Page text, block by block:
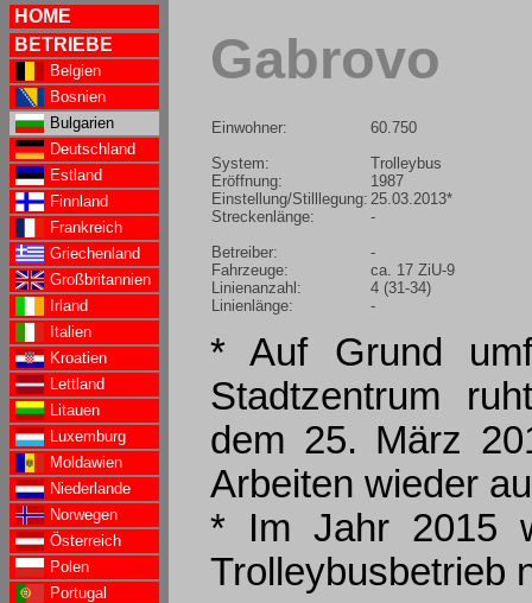
HOME
BETRIEBE
Belgien
Bosnien
Bulgarien
Deutschland
Estland
Finnland
Frankreich
Griechenland
Großbritannien
Irland
Italien
Kroatien
Lettland
Litauen
Luxemburg
Moldawien
Niederlande
Norwegen
Österreich
Polen
Portugal
Gabrovo
Einwohner:
System:
Eröffnung:
Einstellung/Stilllegung:
Streckenlänge:
Betreiber:
Fahrzeuge:
Linienanzahl:
Linienlänge:
60.750
Trolleybus
1987
25.03.2013*
-
-
ca. 17 ZiU-9
4 (31-34)
-
* Auf Grund
Stadtzentrum
dem 25. März
Arbeiten wieder
* Im Jahr 2015
Trolleybusbetrieb